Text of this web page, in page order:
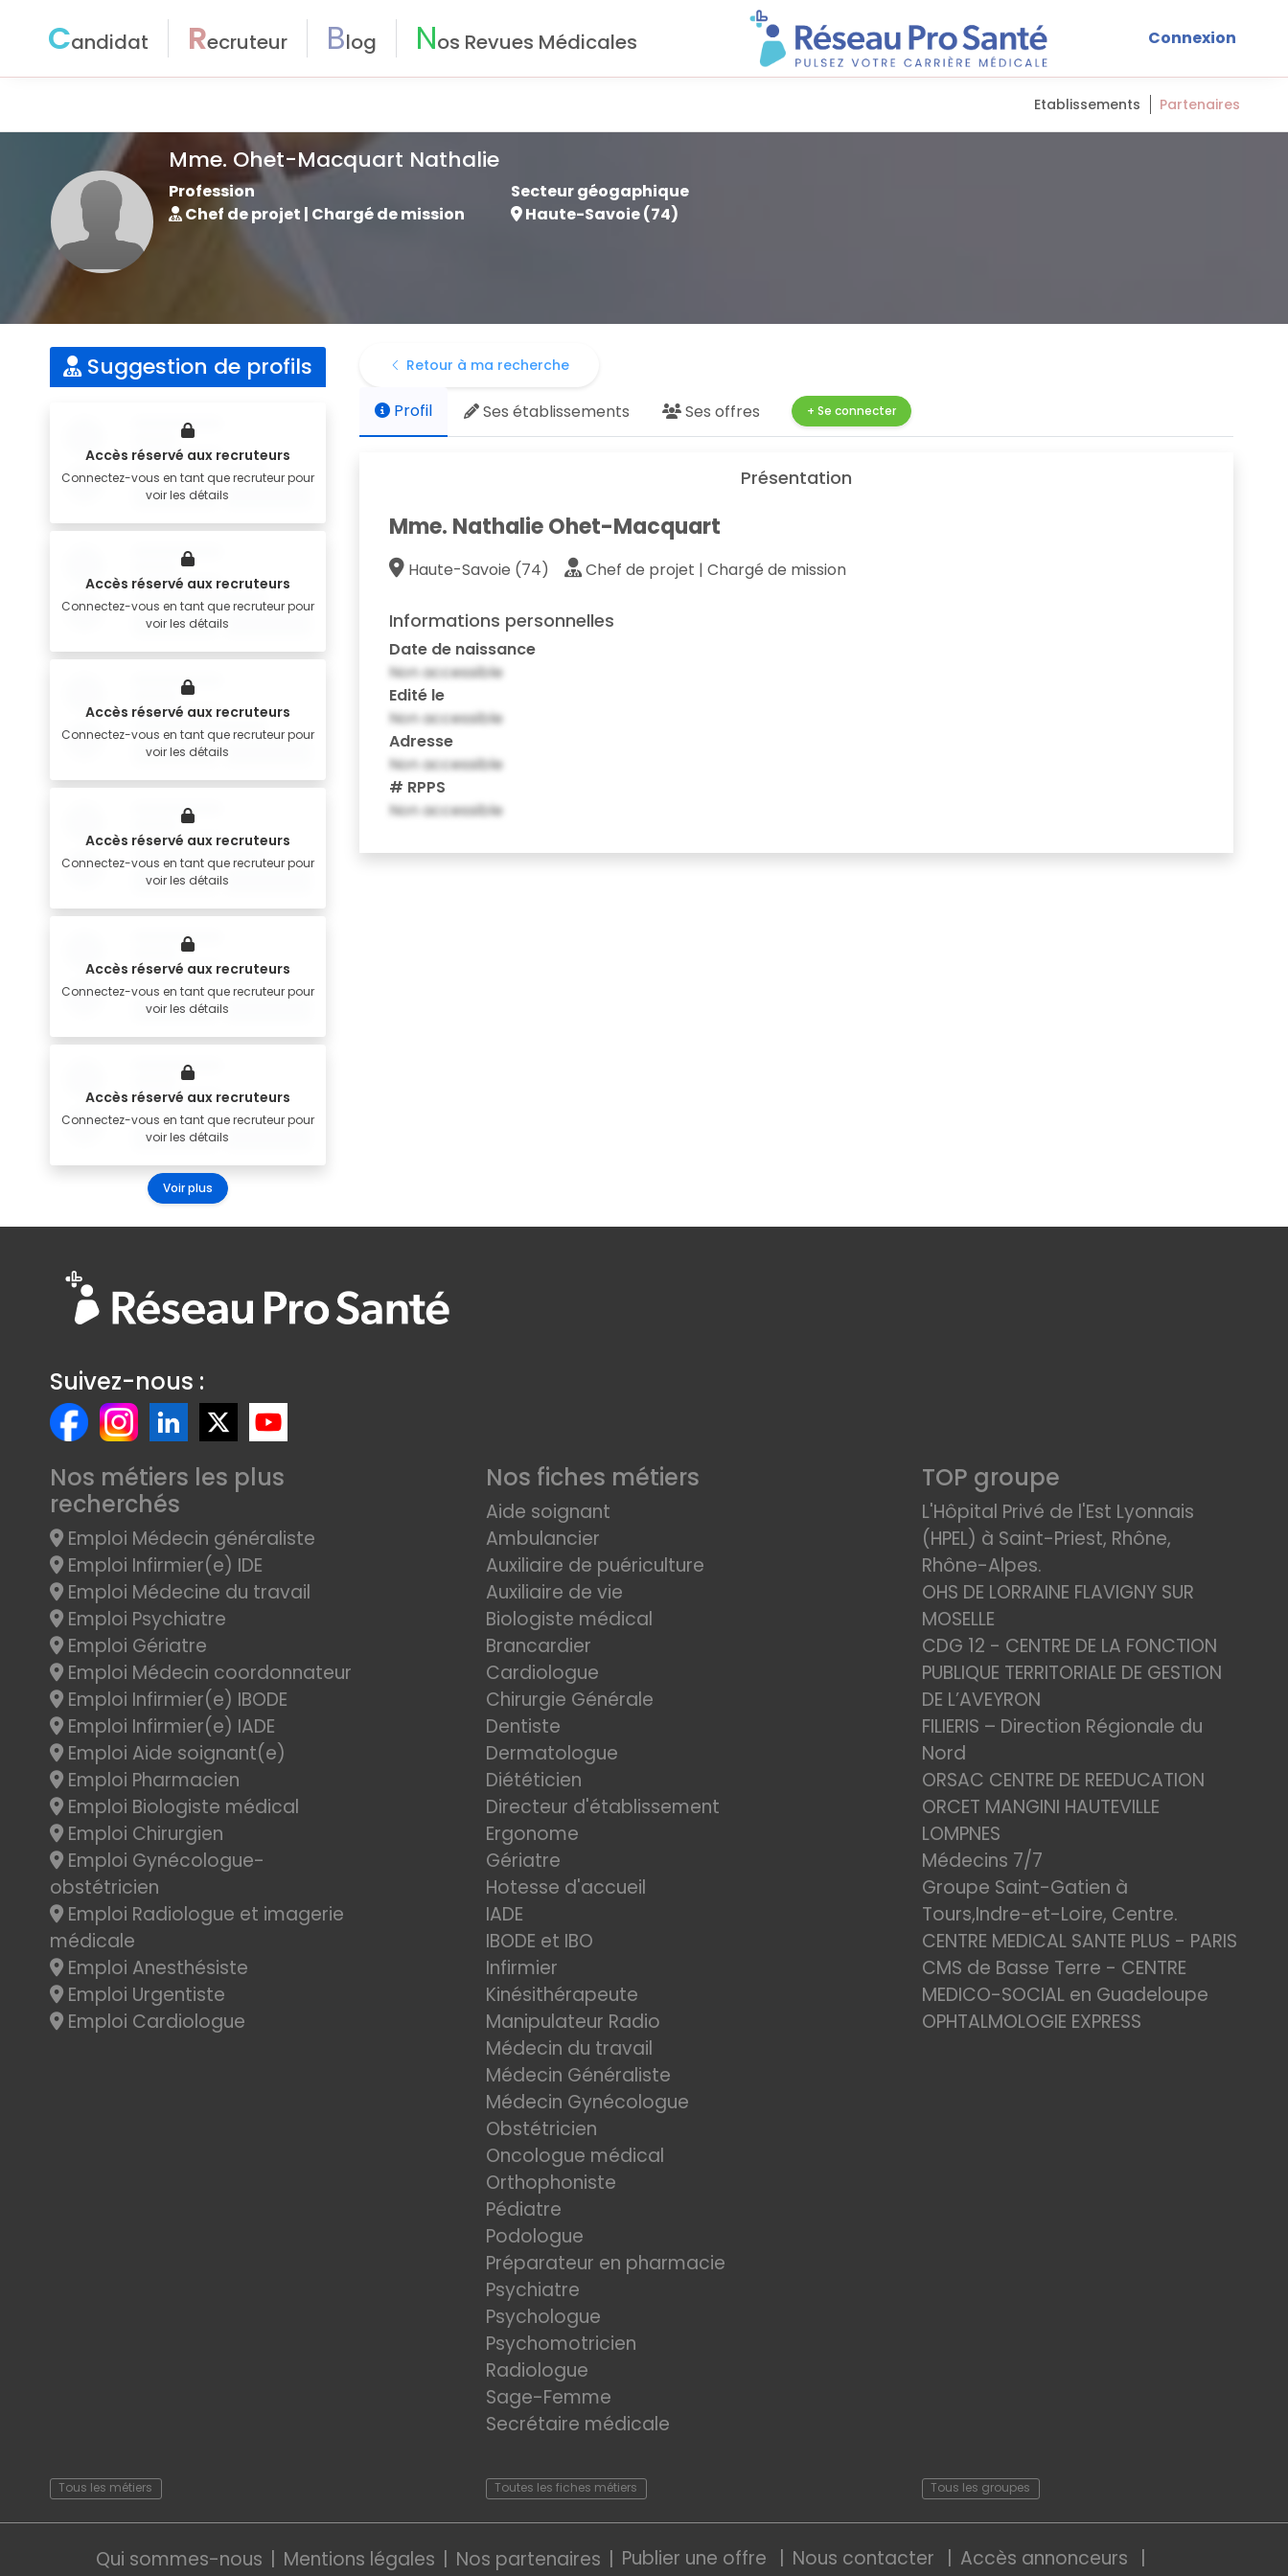
Candidat Recruteur Blog Nos Revues Médicales Connexion
Etablissements Partenaires
Mme. Ohet-Macquart Nathalie
Profession
Chef de projet | Chargé de mission
Secteur géogaphique
Haute-Savoie (74)
Suggestion de profils
Accès réservé aux recruteurs
Connectez-vous en tant que recruteur pour
voir les détails
Accès réservé aux recruteurs
Connectez-vous en tant que recruteur pour
voir les détails
Accès réservé aux recruteurs
Connectez-vous en tant que recruteur pour
voir les détails
Accès réservé aux recruteurs
Connectez-vous en tant que recruteur pour
voir les détails
Accès réservé aux recruteurs
Connectez-vous en tant que recruteur pour
voir les détails
Accès réservé aux recruteurs
Connectez-vous en tant que recruteur pour
voir les détails
Voir plus
Retour à ma recherche
Profil Ses établissements Ses offres + Se connecter
Présentation
Mme. Nathalie Ohet-Macquart
Haute-Savoie (74) Chef de projet | Chargé de mission
Informations personnelles
Date de naissance
Non accessible
Edité le
Non accessible
Adresse
Non accessible
# RPPS
Non accessible
Suivez-nous :
Nos métiers les plus
recherchés
Emploi Médecin généraliste
Emploi Infirmier(e) IDE
Emploi Médecine du travail
Emploi Psychiatre
Emploi Gériatre
Emploi Médecin coordonnateur
Emploi Infirmier(e) IBODE
Emploi Infirmier(e) IADE
Emploi Aide soignant(e)
Emploi Pharmacien
Emploi Biologiste médical
Emploi Chirurgien
Emploi Gynécologue-
obstétricien
Emploi Radiologue et imagerie
médicale
Emploi Anesthésiste
Emploi Urgentiste
Emploi Cardiologue
Tous les métiers
Nos fiches métiers
Aide soignant
Ambulancier
Auxiliaire de puériculture
Auxiliaire de vie
Biologiste médical
Brancardier
Cardiologue
Chirurgie Générale
Dentiste
Dermatologue
Diététicien
Directeur d'établissement
Ergonome
Gériatre
Hotesse d'accueil
IADE
IBODE et IBO
Infirmier
Kinésithérapeute
Manipulateur Radio
Médecin du travail
Médecin Généraliste
Médecin Gynécologue
Obstétricien
Oncologue médical
Orthophoniste
Pédiatre
Podologue
Préparateur en pharmacie
Psychiatre
Psychologue
Psychomotricien
Radiologue
Sage-Femme
Secrétaire médicale
Toutes les fiches métiers
TOP groupe
L'Hôpital Privé de l'Est Lyonnais
(HPEL) à Saint-Priest, Rhône,
Rhône-Alpes.
OHS DE LORRAINE FLAVIGNY SUR
MOSELLE
CDG 12 - CENTRE DE LA FONCTION
PUBLIQUE TERRITORIALE DE GESTION
DE L’AVEYRON
FILIERIS – Direction Régionale du
Nord
ORSAC CENTRE DE REEDUCATION
ORCET MANGINI HAUTEVILLE
LOMPNES
Médecins 7/7
Groupe Saint-Gatien à
Tours,Indre-et-Loire, Centre.
CENTRE MEDICAL SANTE PLUS - PARIS
CMS de Basse Terre - CENTRE
MEDICO-SOCIAL en Guadeloupe
OPHTALMOLOGIE EXPRESS
Tous les groupes
Qui sommes-nous Mentions légales Nos partenaires Publier une offre Nous contacter
Accès annonceurs